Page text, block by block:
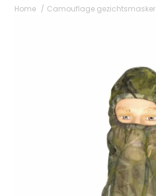
Home Camouflage gezichtsmasker